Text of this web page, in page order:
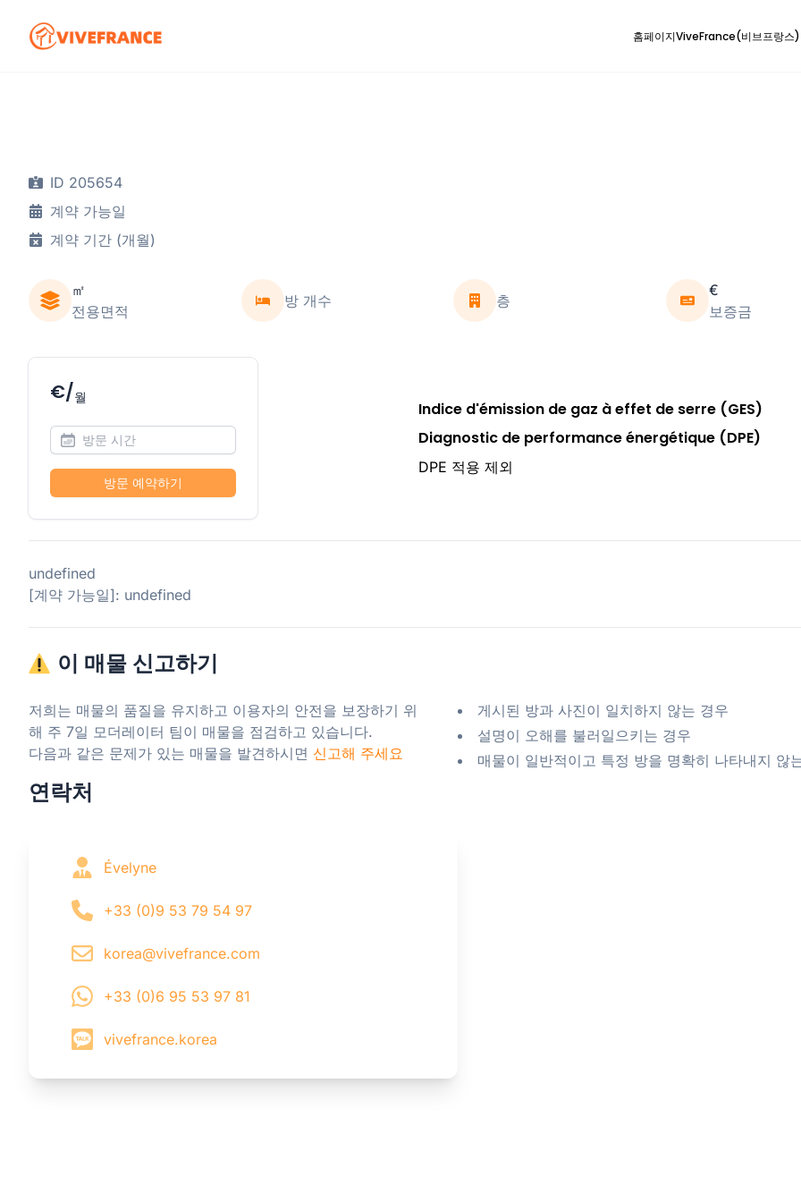
홈페이지ViveFrance(비브프랑스
ID 205654
계약 가능일
계약 기간 (개월)
㎡
전용면적
방 개수 층
€
보증금
€/월
방문 예약하기
Indice d'émission de gaz à effet de serre (GES)
Diagnostic de performance énergétique (DPE)
DPE 적용 제외
undefined
[계약 가능일]: undefined
이 매물 신고하기
저희는 매물의 품질을 유지하고 이용자의 안전을 보장하기 위
해 주 7일 모더레이터 팀이 매물을 점검하고 있습니다.
다음과 같은 문제가 있는 매물을 발견하시면 신고해 주세요
게시된 방과 사진이 일치하지 않는 경우
설명이 오해를 불러일으키는 경우
매물이 일반적이고 특정 방을 명확히 나타내지 않
연락처
Évelyne
+33 (0)9 53 79 54 97
korea@vivefrance.com
+33 (0)6 95 53 97 81
vivefrance.korea